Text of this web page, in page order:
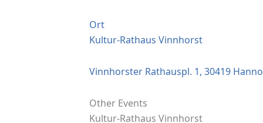
Ort
Kultur-Rathaus Vinnhorst
Vinnhorster Rathauspl. 1, 30419
Other Events
Kultur-Rathaus Vinnhorst